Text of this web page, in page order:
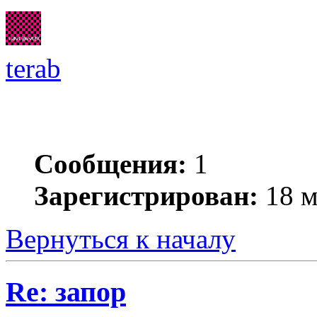
terab
Сообщения: 1
Зарегистрирован: 18
Вернуться к началу
Re: запор